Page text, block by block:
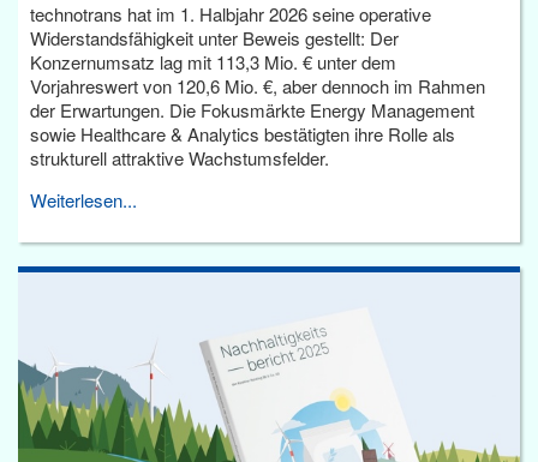
technotrans hat im 1. Halbjahr 2026 seine operative
Widerstandsfähigkeit unter Beweis gestellt: Der
Konzernumsatz lag mit 113,3 Mio. € unter dem
Vorjahreswert von 120,6 Mio. €, aber dennoch im Rahmen
der Erwartungen. Die Fokusmärkte Energy Management
sowie Healthcare & Analytics bestätigten ihre Rolle als
strukturell attraktive Wachstumsfelder.
Weiterlesen...